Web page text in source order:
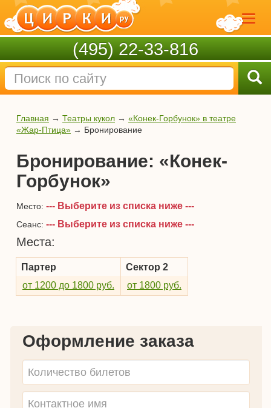
(495) 22-33-816
Главная → Театры кукол → «Конек-Горбунок» в театре
«Жар-Птица» → Бронирование
Бронирование: «Конек-
Горбунок»
Место: --- Выберите из списка ниже ---
Сеанс: --- Выберите из списка ниже ---
Места:
Партер
от 1200 до 1800 руб.
Сектор 2
от 1800 руб.
Оформление заказа